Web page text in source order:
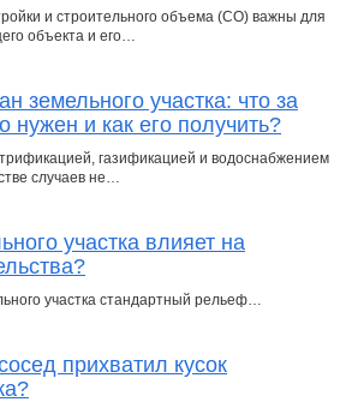
и строительного объема (СО) важны для
объекта и его…
земельного участка: что за
нужен и как его получить?
газификацией и водоснабжением
случаев не…
участка влияет на
участка стандартный рельеф…
прихватил кусок